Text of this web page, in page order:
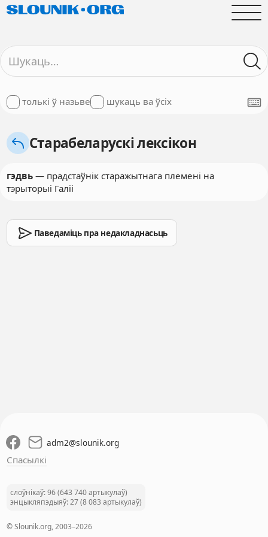
толькі ў назьве шукаць ва ўсіх
Старабеларускі лексікон
гэдвь— прадстаўнік старажытнага племені на
тэрыторыі Галіі
Паведаміць пра недакладнасьць
adm2@slounik.org
Спасылкі
слоўнікаў: 96 (643 740 артыкулаў)
энцыкляпэдыяў: 27 (8 083 артыкулаў)
© Slounik.org, 2003–2026